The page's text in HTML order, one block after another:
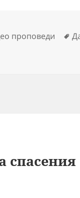
проповеди
спасения